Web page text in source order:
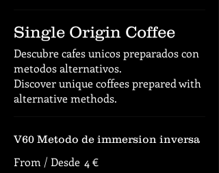
Single Origin Coffee
Descubre cafes unicos preparados con
metodos alternativos.
Discover unique coffees prepared with
alternative methods.
V60 Metodo de immersion inversa
From / Desde 4 €